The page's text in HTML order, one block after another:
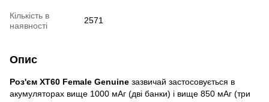
Кількість в
наявності
2571
Опис
Роз'єм XT60 Female Genuine зазвичай застосовується в
акумуляторах вище 1000 мАг (дві банки) і вище 850 мАг (три